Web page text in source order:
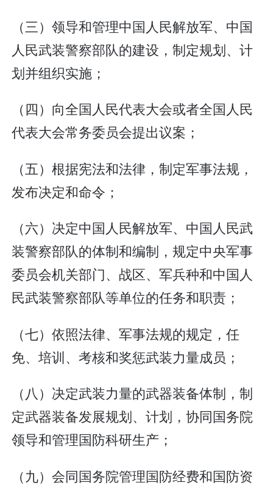
（三）领导和管理中国人民解放军、中国
人民武装警察部队的建设，制定规划、计
划并组织实施；
（四）向全国人民代表大会或者全国人民
代表大会常务委员会提出议案；
（五）根据宪法和法律，制定军事法规，
发布决定和命令；
（六）决定中国人民解放军、中国人民武
装警察部队的体制和编制，规定中央军事
委员会机关部门、战区、军兵种和中国人
民武装警察部队等单位的任务和职责；
（七）依照法律、军事法规的规定，任
免、培训、考核和奖惩武装力量成员；
（八）决定武装力量的武器装备体制，制
定武器装备发展规划、计划，协同国务院
领导和管理国防科研生产；
（九）会同国务院管理国防经费和国防资